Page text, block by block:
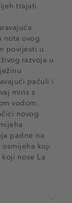
trajati
nota ovog
povijesti u
razvoja u
pačuli i
miris s
vodom.
novog
padne na
osmijeha koji
nose La